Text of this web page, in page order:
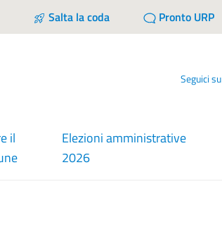
Salta la coda Pronto URP
Seguici su
il
Elezioni amministrative
2026